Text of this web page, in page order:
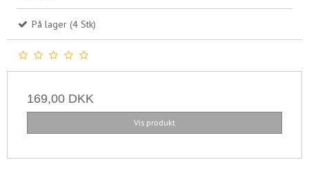
På lager (4 Stk)
169,00 DKK
Vis produkt